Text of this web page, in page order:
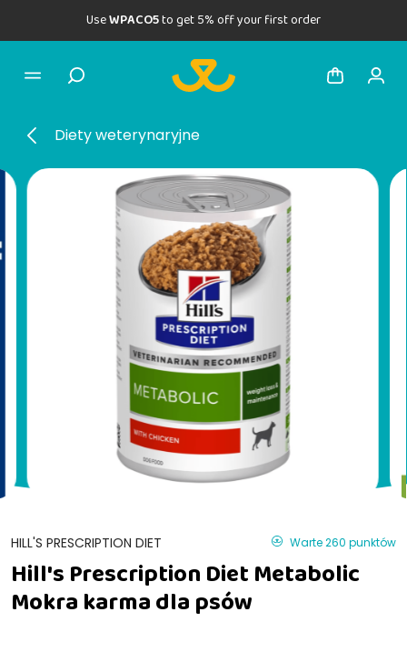
UseWPACO5to get 5% off your first order
Diety weterynaryjne
HILL'S PRESCRIPTION DIET Warte 260 punktów
Hill's Prescription Diet Metabolic
Mokra karma dla psów